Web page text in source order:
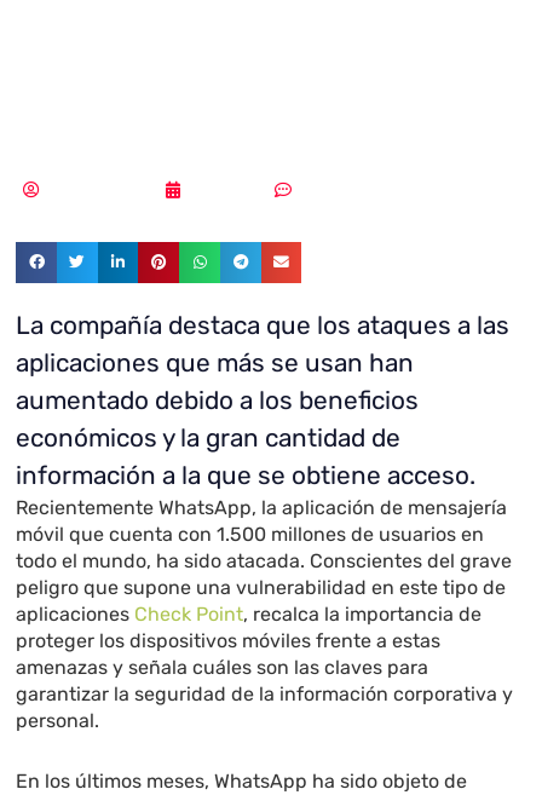
La compañía destaca que los ataques a las
aplicaciones que más se usan han
aumentado debido a los beneficios
económicos y la gran cantidad de
información a la que se obtiene acceso.
Recientemente WhatsApp, la aplicación de mensajería
móvil que cuenta con 1.500 millones de usuarios en
todo el mundo, ha sido atacada. Conscientes del grave
peligro que supone una vulnerabilidad en este tipo de
aplicaciones Check Point, recalca la importancia de
proteger los dispositivos móviles frente a estas
amenazas y señala cuáles son las claves para
garantizar la seguridad de la información corporativa y
personal.
En los últimos meses, WhatsApp ha sido objeto de